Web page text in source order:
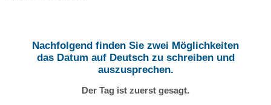
Nachfolgend finden Sie zwei Möglichkeiten
das Datum auf Deutsch zu schreiben und
auszusprechen.
Der Tag ist zuerst gesagt.